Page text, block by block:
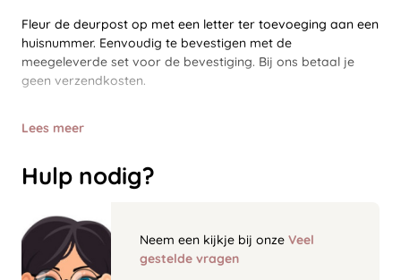
Fleur de deurpost op met een letter ter toevoeging aan een
huisnummer. Eenvoudig te bevestigen met de
meegeleverde set voor de bevestiging. Bij ons betaal je
geen verzendkosten.
Lees meer
Hulp nodig?
Neem een kijkje bij onze Veel
gestelde vragen